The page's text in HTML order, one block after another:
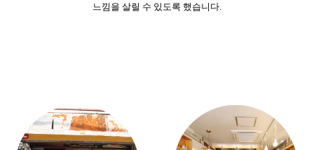
느낌을 살릴 수 있도록 했습니다.